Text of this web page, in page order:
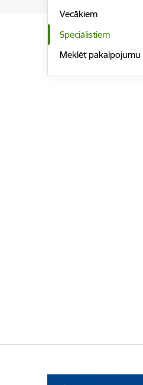
Vecākiem
Speciālistiem
Meklēt pakalpojumu